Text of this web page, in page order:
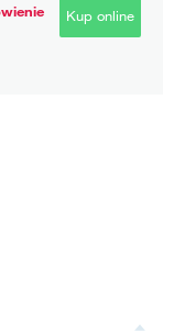
Kup online